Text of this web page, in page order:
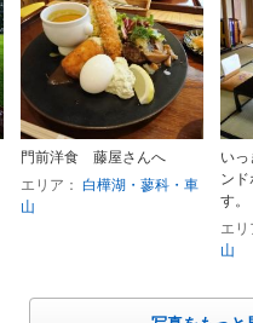
門前洋食 藤屋さんへ
エリア： 白樺湖・蓼科・車
山
い
ン
す。
エリ
山